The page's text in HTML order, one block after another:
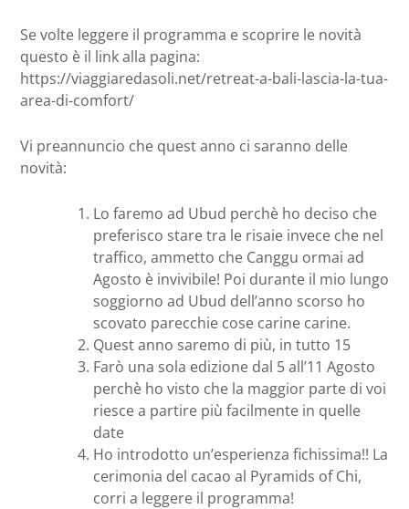
Se volte leggere il programma e scoprire le novità
questo è il link alla pagina:
https://viaggiaredasoli.net/retreat-a-bali-lascia-la-tua-
area-di-comfort/
Vi preannuncio che quest anno ci saranno delle
novità:
Lo faremo ad Ubud perchè ho deciso che
preferisco stare tra le risaie invece che nel
traffico, ammetto che Canggu ormai ad
Agosto è invivibile! Poi durante il mio lungo
soggiorno ad Ubud dell’anno scorso ho
scovato parecchie cose carine carine.
Quest anno saremo di più, in tutto 15
Farò una sola edizione dal 5 all’11 Agosto
perchè ho visto che la maggior parte di voi
riesce a partire più facilmente in quelle
date
Ho introdotto un’esperienza fichissima!! La
cerimonia del cacao al Pyramids of Chi,
corri a leggere il programma!